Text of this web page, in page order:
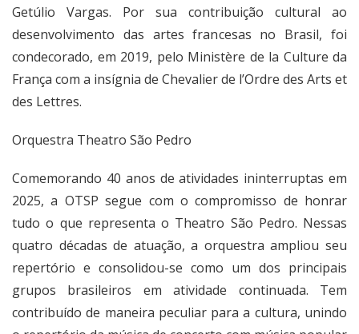
Getúlio Vargas. Por sua contribuição cultural ao
desenvolvimento das artes francesas no Brasil, foi
condecorado, em 2019, pelo Ministère de la Culture da
França com a insígnia de Chevalier de l’Ordre des Arts et
des Lettres.
Orquestra Theatro São Pedro
Comemorando 40 anos de atividades ininterruptas em
2025, a OTSP segue com o compromisso de honrar
tudo o que representa o Theatro São Pedro. Nessas
quatro décadas de atuação, a orquestra ampliou seu
repertório e consolidou-se como um dos principais
grupos brasileiros em atividade continuada. Tem
contribuído de maneira peculiar para a cultura, unindo